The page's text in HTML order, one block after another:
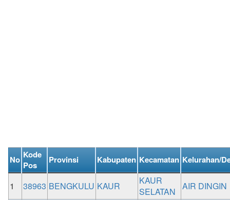
No Kode
Pos
Provinsi Kabupaten Kecamatan Kelurahan/
1 38963 BENGKULU KAUR
KAUR
SELATAN
AIR DINGIN